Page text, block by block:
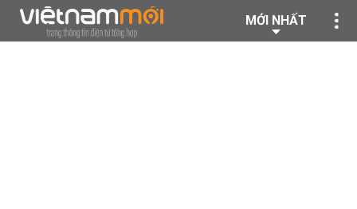
MỚI NHẤT